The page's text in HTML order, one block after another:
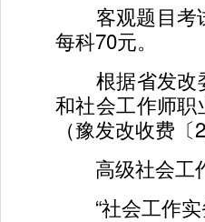
客观题目考
每科70元。
根据省发改
和社会工作师
（豫发改收费〔
高级社会工
“社会工作实